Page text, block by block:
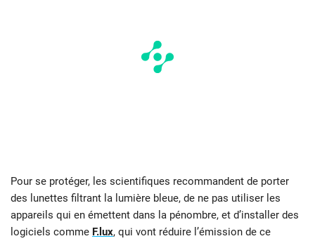
Pour se protéger, les scientifiques recommandent de porter
des lunettes filtrant la lumière bleue, de ne pas utiliser les
appareils qui en émettent dans la pénombre, et d’installer des
logiciels comme F.lux, qui vont réduire l’émission de ce